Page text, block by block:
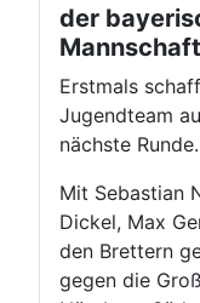
der
Erstmals
Jugendteam
nächste Runde.
Mit Sebastian
Dickel, Max
den Brettern
gegen die